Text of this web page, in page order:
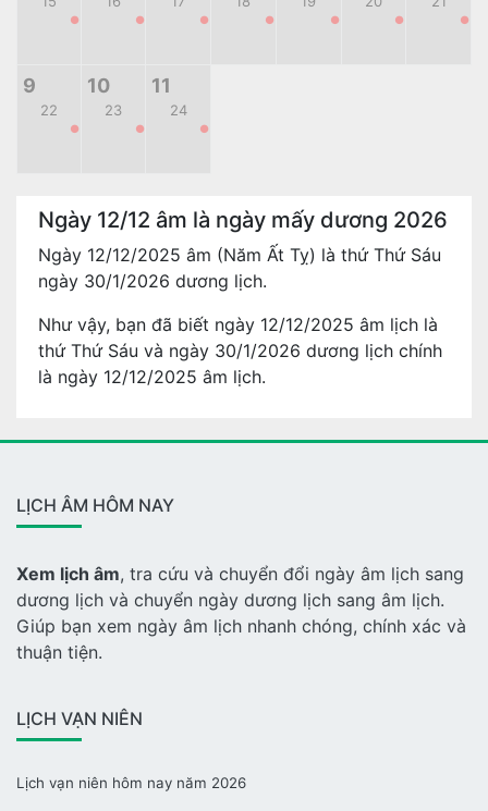
● ● ● ● ● ● ●
9
22
●
10
23
●
11
24
●
Ngày 12/12 âm là ngày mấy dương 2026
Ngày 12/12/2025 âm (Năm Ất Tỵ) là thứ Thứ Sáu
ngày 30/1/2026 dương lịch.
Như vậy, bạn đã biết ngày 12/12/2025 âm lịch là
thứ Thứ Sáu và ngày 30/1/2026 dương lịch chính
là ngày 12/12/2025 âm lịch.
LỊCH ÂM HÔM NAY
Xem lịch âm, tra cứu và chuyển đổi ngày âm lịch sang
dương lịch và chuyển ngày dương lịch sang âm lịch.
Giúp bạn xem ngày âm lịch nhanh chóng, chính xác và
thuận tiện.
LỊCH VẠN NIÊN
Lịch vạn niên hôm nay năm 2026